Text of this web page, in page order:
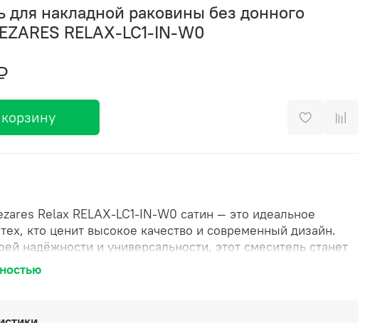
для накладной раковины без донного
RELAX-LC1-IN-W0
Relax RELAX-LC1-IN-W0 сатин — это идеальное
кто ценит высокое качество и современный дизайн.
надёжности и универсальности, этот смеситель станет
вашей ванной комнаты. Он отличается
интервалом давления в водопроводной сети, который